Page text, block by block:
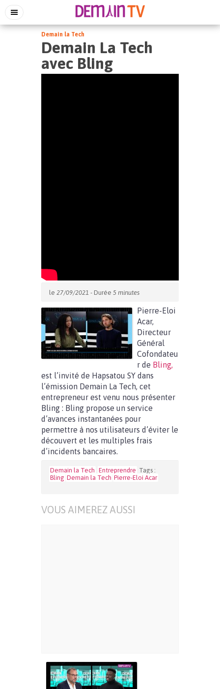
Demain la Tech
Demain La Tech
avec Bling
le 27/09/2021 - Durée 5 minutes
Pierre-Eloi
Acar,
Directeur
Général
Cofondateu
r de Bling,
est l’invité de Hapsatou SY dans
l’émission Demain La Tech, cet
entrepreneur est venu nous présenter
Bling : Bling propose un service
d’avances instantanées pour
permettre à nos utilisateurs d’éviter le
découvert et les multiples frais
d’incidents bancaires.
Demain la Tech Entreprendre Tags :
Bling Demain la Tech Pierre-Eloi Acar
VOUS AIMEREZ AUSSI